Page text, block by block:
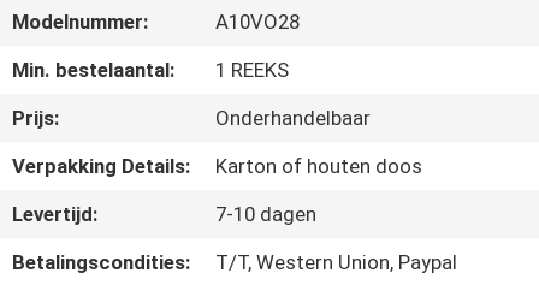
KWALITEITSCONTROLE
CONTACTEER
ONS
NIEUWS
Modelnummer:
A10VO28
Min. bestelaantal:
1 REEKS
Prijs:
Onderhandelbaar
Verpakking Details:
Karton of houten doos
Levertijd:
7-10 dagen
Betalingscondities:
T/T, Western Union, Paypal